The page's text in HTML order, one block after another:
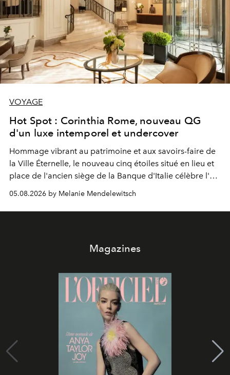
VOYAGE
Hot Spot : Corinthia Rome, nouveau QG
d'un luxe intemporel et undercover
Hommage vibrant au patrimoine et aux savoirs-faire de
la Ville Éternelle, le nouveau cinq étoiles situé en lieu et
place de l'ancien siège de la Banque d'Italie célèbre l'art
05.08.2026 by Melanie Mendelewitsch
Magazines